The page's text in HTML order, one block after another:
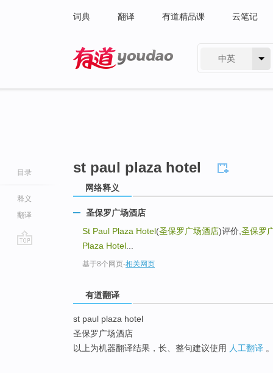
词典 翻译 有道精品课 云笔记
中英
目录
释义
翻译
st paul plaza hotel
网络释义
圣保罗广场酒店
St Paul Plaza Hotel(圣保罗广场酒店)评价, 圣保罗
Plaza Hotel
基于8个网页-相关网页
有道翻译
st paul plaza hotel
圣保罗广场酒店
以上为机器翻译结果，长、整句建议使用 人工翻译